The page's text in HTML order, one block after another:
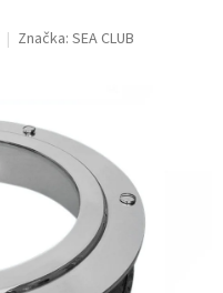
Značka: SEA CLUB